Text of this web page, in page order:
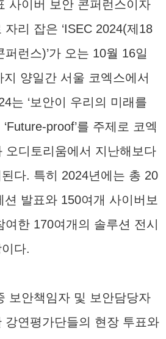
사이버 보안 콘퍼런스이자
리 잡은 ‘ISEC 2024(제18
런스)’가 오는 10월 16일
양일간 서울 코엑스에서
는 ‘보안이 우리의 미래를
proof’를 주제로 코엑
오디토리움에서 지난해보다
다. 특히 2024년에는 총 20
발표와 150여개 사이버보
한 170여개의 솔루션 전시
다.
보안책임자 및 보안담당자
강연평가단들의 현장 투표와